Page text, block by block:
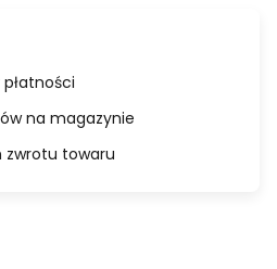
na magazynie
towaru